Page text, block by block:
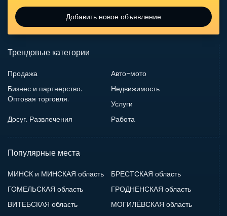
Добавить новое объявление
Трендовые категории
Продажа
Авто-мото
Бизнес и партнерство.
Оптовая торговля.
Недвижимость
Услуги
Досуг. Развлечения
Работа
Популярные места
МИНСК и МИНСКАЯ область
БРЕСТСКАЯ область
ГОМЕЛЬСКАЯ область
ГРОДНЕНСКАЯ область
ВИТЕБСКАЯ область
МОГИЛЁВСКАЯ область